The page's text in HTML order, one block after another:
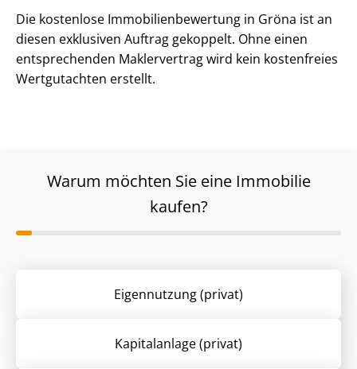
Die kostenlose Im­mo­bi­li­en­be­wer­tung in Gröna ist an
diesen exklusiven Auftrag gekoppelt. Ohne einen
entsprechenden Maklervertrag wird kein kostenfreies
Wertgutachten erstellt.
Warum möchten Sie eine Immobilie
kaufen?
Eigennutzung (privat)
Kapitalanlage (privat)